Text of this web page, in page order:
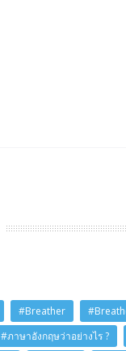
#Breather
#ภาษาอังกฤษว่าอย่างไร ?